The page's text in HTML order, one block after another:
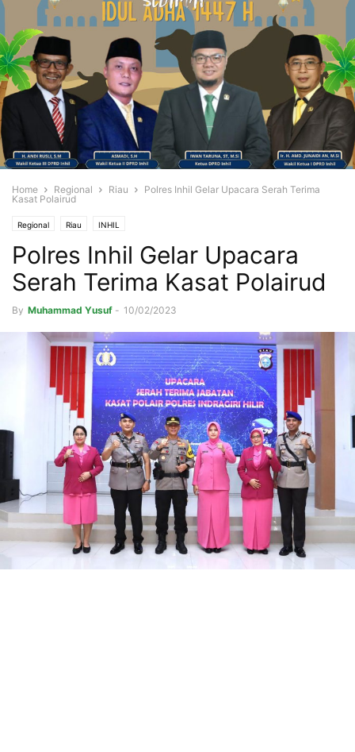
Home Regional Riau
Polres Inhil Gelar Upacara Serah Terima
Kasat Polairud
Regional Riau INHIL
Polres Inhil Gelar Upacara
Serah Terima Kasat Polairud
By Muhammad Yusuf - 10/02/2023